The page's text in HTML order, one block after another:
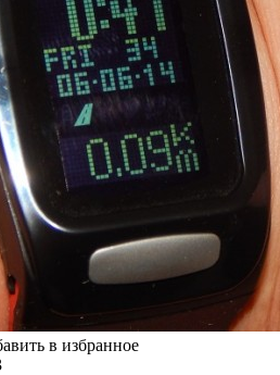
в избранное